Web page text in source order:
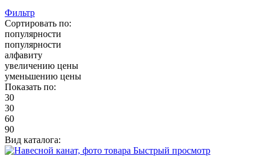
Фильтр
Сортировать по:
популярности
популярности
алфавиту
увеличению цены
уменьшению цены
Показать по:
30
30
60
90
Вид каталога:
Быстрый просмотр